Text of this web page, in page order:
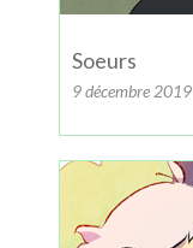
Soeurs
9 décembre 2019